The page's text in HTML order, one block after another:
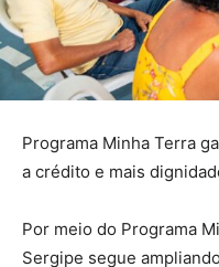
Programa Minha Terra
a crédito e mais
Por meio do Programa
Sergipe segue